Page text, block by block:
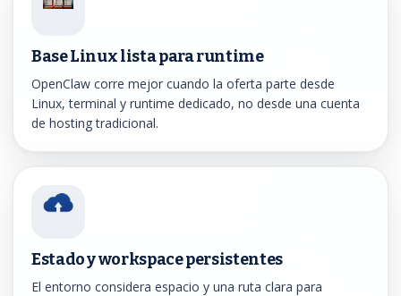
Base Linux lista para runtime
OpenClaw corre mejor cuando la oferta parte desde
Linux, terminal y runtime dedicado, no desde una cuenta
de hosting tradicional.
Estado y workspace persistentes
El entorno considera espacio y una ruta clara para